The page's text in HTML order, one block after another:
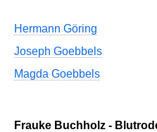
Hermann Göring
Joseph Goebbels
Magda Goebbels
Frauke Buchholz -